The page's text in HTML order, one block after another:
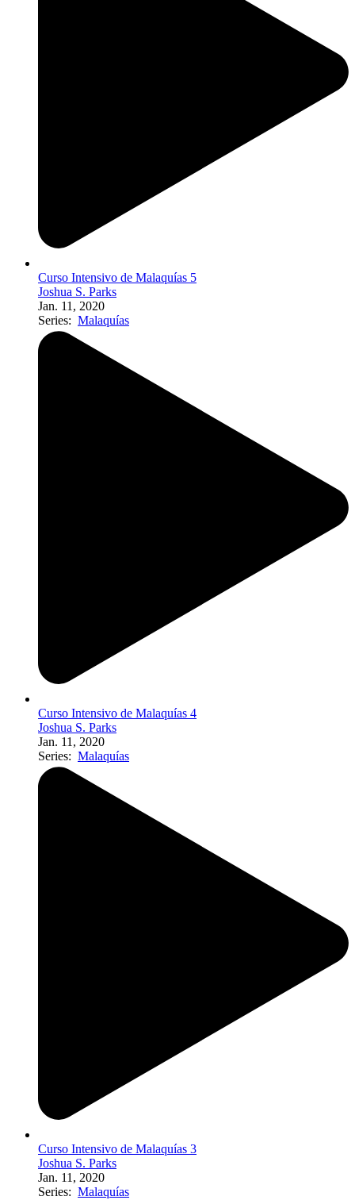
Curso Intensivo de Malaquías 5
Joshua S. Parks
Jan. 11, 2020
Series: Malaquías
Curso Intensivo de Malaquías 4
Joshua S. Parks
Jan. 11, 2020
Series: Malaquías
Curso Intensivo de Malaquías 3
Joshua S. Parks
Jan. 11, 2020
Series: Malaquías